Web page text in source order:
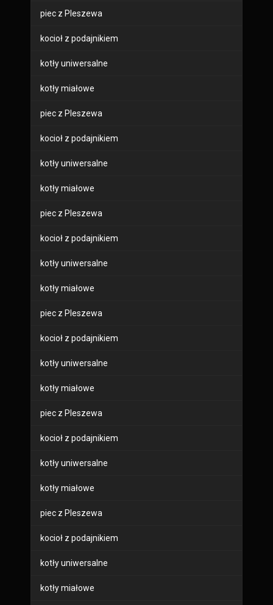
piec z Pleszewa
kocioł z podajnikiem
kotły uniwersalne
kotły miałowe
piec z Pleszewa
kocioł z podajnikiem
kotły uniwersalne
kotły miałowe
piec z Pleszewa
kocioł z podajnikiem
kotły uniwersalne
kotły miałowe
piec z Pleszewa
kocioł z podajnikiem
kotły uniwersalne
kotły miałowe
piec z Pleszewa
kocioł z podajnikiem
kotły uniwersalne
kotły miałowe
piec z Pleszewa
kocioł z podajnikiem
kotły uniwersalne
kotły miałowe